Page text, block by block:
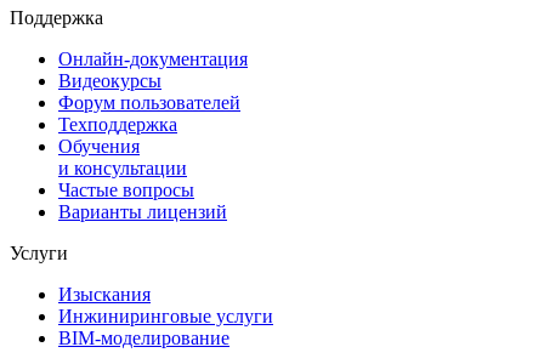
Поддержка
Онлайн-документация
Видеокурсы
Форум пользователей
Техподдержка
Обучения
и консультации
Частые вопросы
Варианты лицензий
Услуги
Изыскания
Инжиниринговые услуги
BIM-моделирование